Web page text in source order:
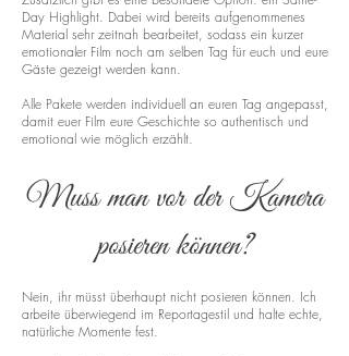
Day Highlight. Dabei wird bereits aufgenommenes
Material sehr zeitnah bearbeitet, sodass ein kurzer
emotionaler Film noch am selben Tag für euch und eure
Gäste gezeigt werden kann.
Alle Pakete werden individuell an euren Tag angepasst,
damit euer Film eure Geschichte so authentisch und
emotional wie möglich erzählt.
Muss man vor der Kamera
posieren können?
Nein, ihr müsst überhaupt nicht posieren können. Ich
arbeite überwiegend im Reportagestil und halte echte,
natürliche Momente fest.